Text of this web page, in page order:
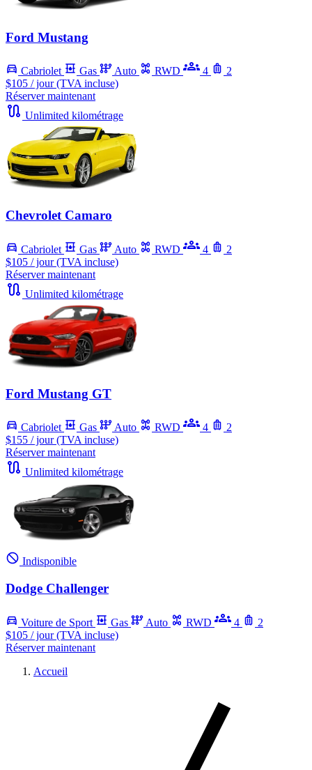
Ford Mustang
Cabriolet Gas Auto RWD 4
2
$105 / jour (TVA incluse)
Réserver maintenant
Unlimited kilométrage
Chevrolet Camaro
Cabriolet Gas Auto RWD 4
2
$105 / jour (TVA incluse)
Réserver maintenant
Unlimited kilométrage
Ford Mustang GT
Cabriolet Gas Auto RWD 4
2
$155 / jour (TVA incluse)
Réserver maintenant
Unlimited kilométrage
Indisponible
Dodge Challenger
Voiture de Sport Gas Auto RWD 4
2
$105 / jour (TVA incluse)
Réserver maintenant
Accueil